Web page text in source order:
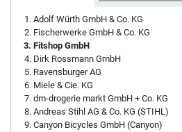
Adolf Würth GmbH & Co. KG
Fischerwerke GmbH & Co. KG
Fitshop GmbH
Dirk Rossmann GmbH
Ravensburger AG
Miele & Cie. KG
dm-drogerie markt GmbH + Co. KG
Andreas Stihl AG & Co. KG (STIHL)
Canyon Bicycles GmbH (Canyon)